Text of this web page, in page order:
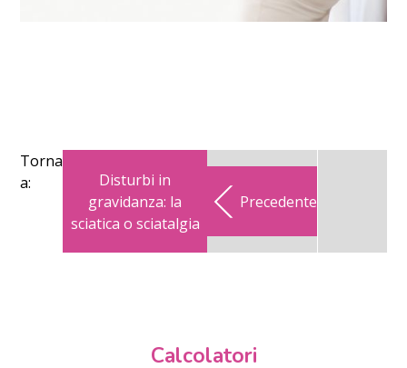
Torna
a:
Disturbi in
gravidanza: la
sciatica o sciatalgia
Precedente
Calcolatori